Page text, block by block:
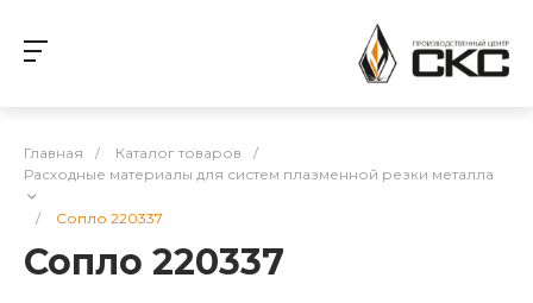
Главная / Каталог товаров
/
Расходные материалы для систем плазменной резки металла
/ Сопло 220337
Сопло 220337